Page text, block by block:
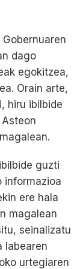
dago
egokitzea,
Orain arte,
hiru ibilbide
guzti
informazioa
ere hala
magalean
seinalizatu
labearen
urtegiaren